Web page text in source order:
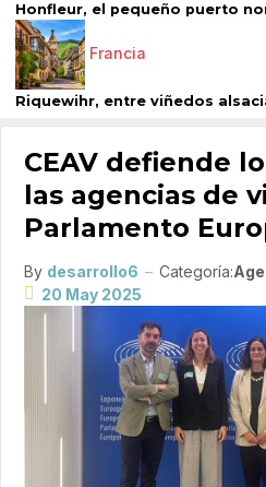
Honfleur, el pequeño puerto
Francia
Riquewihr, entre viñedos
CEAV defiende
las agencias de
Parlamento
By desarrollo6 Categoría:
20 May 2025